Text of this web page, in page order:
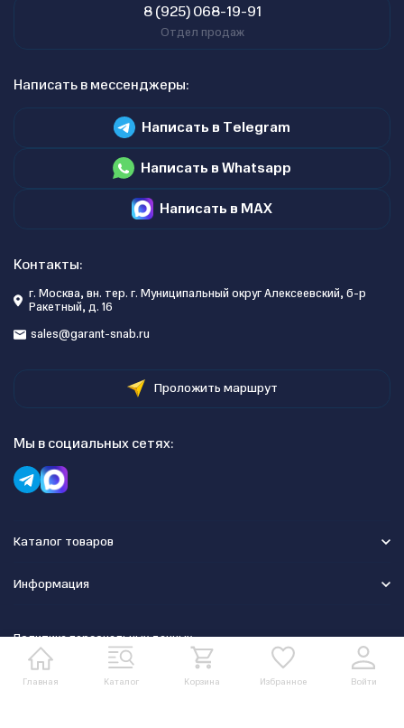
Главная Каталог Корзина Избранное Войти
8 (925) 068-19-91
Отдел продаж
Написать в мессенджеры:
Написать в Telegram
Написать в Whatsapp
Написать в MAX
Контакты:
г. Москва, вн. тер. г. Муниципальный округ Алексеевский, б-р
Ракетный, д. 16
sales@garant-snab.ru
Проложить маршрут
Мы в социальных сетях:
Каталог товаров
Информация
Политика персональных данных